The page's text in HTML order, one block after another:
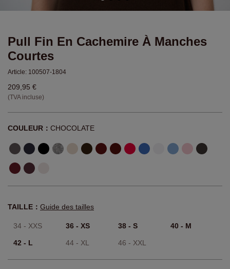
Pull Fin En Cachemire À Manches
Courtes
Article: 100507-1804
209,95 €
(TVA incluse)
COULEUR： CHOCOLATE
TAILLE： Guide des tailles
34 - XXS 36 - XS 38 - S 40 - M
42 - L 44 - XL 46 - XXL